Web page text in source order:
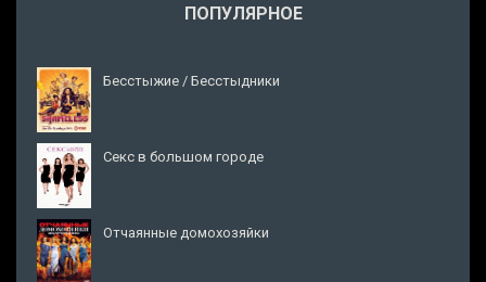
ПОПУЛЯРНОЕ
Бесстыжие / Бесстыдники
Секс в большом городе
Отчаянные домохозяйки